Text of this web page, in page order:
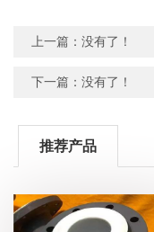
上一篇：没有了！
下一篇：没有了！
推荐产品